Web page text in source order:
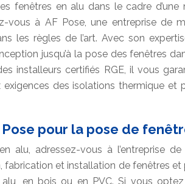
fenêtres en alu dans le cadre
vous à AF Pose, une entreprise de
les règles de l’art. Avec son
jusqu’à la pose des fenêtres
installeurs certifiés RGE, il vous
des isolations thermique et
Pose pour la pose de
alu, adressez-vous à l’entreprise de
fabrication et installation de fenêtres
en bois ou en PVC. Si vous